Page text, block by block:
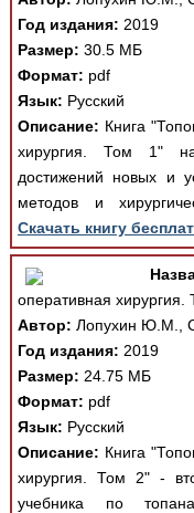
Год издания: 2019
Размер: 30.5 МБ
Формат: pdf
Язык: Русский
Описание: Книга
хирургия. Том 1"
достижений новых и
методов и
Скачать книгу
оперативная хирургия.
Автор: Лопухин Ю.М.,
Год издания: 2019
Размер: 24.75 МБ
Формат: pdf
Язык: Русский
Описание: Книга
хирургия. Том 2" -
учебника по